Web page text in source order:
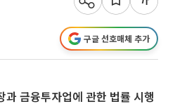
구글 선호매체 추가
과 금융투자업에 관한 법률 시행